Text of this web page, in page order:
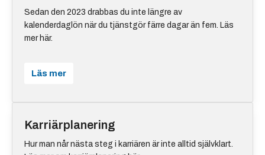
Sedan den 2023 drabbas du inte längre av
kalenderdaglön när du tjänstgör färre dagar än fem. Läs
mer här.
Läs mer
Karriärplanering
Hur man når nästa steg i karriären är inte alltid självklart.